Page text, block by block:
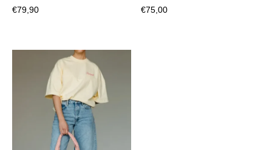
€79,90 €75,00